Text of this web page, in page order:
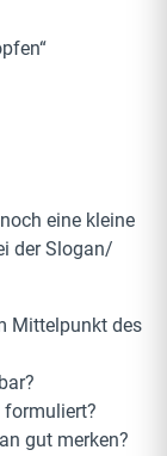
eine kleine
der Slogan/
Mittelpunkt des
formuliert?
gut merken?